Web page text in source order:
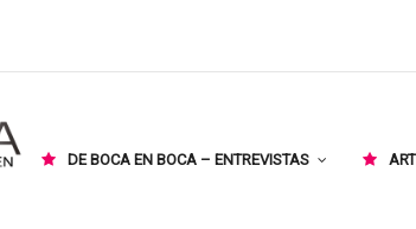
DE BOCA EN BOCA – ENTREVISTAS